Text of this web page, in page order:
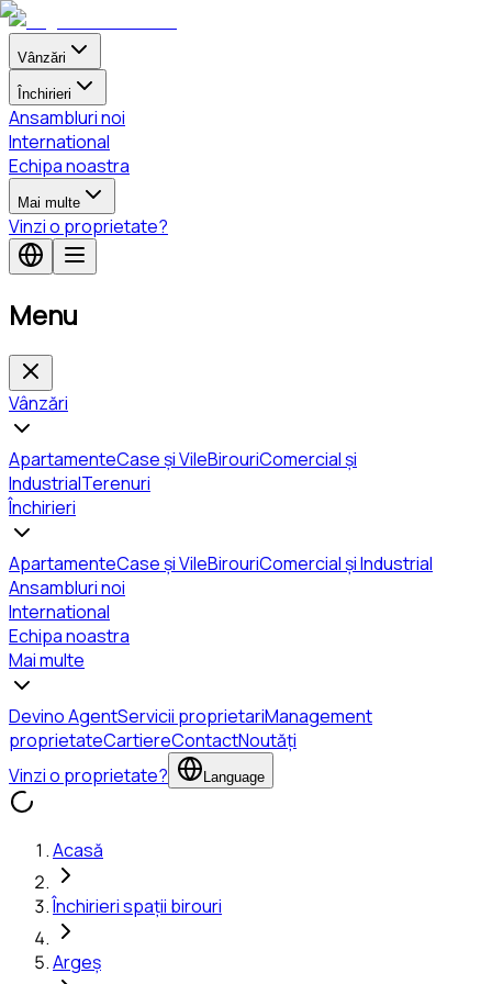
Vânzări
Închirieri
Ansambluri noi
International
Echipa noastra
Mai multe
Vinzi o proprietate?
Menu
Vânzări
ApartamenteCase și VileBirouriComercial și
IndustrialTerenuri
Închirieri
ApartamenteCase și VileBirouriComercial și Industrial
Ansambluri noi
International
Echipa noastra
Mai multe
Devino AgentServicii proprietariManagement
proprietateCartiereContactNoutăți
Vinzi o proprietate?
Language
Acasă
Închirieri spații birouri
Argeș